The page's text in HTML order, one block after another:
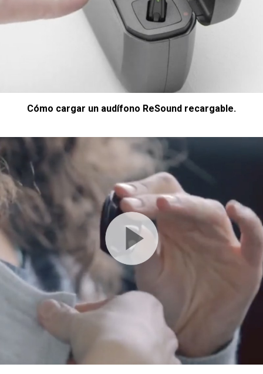
Cómo cargar un audífono ReSound recargable.